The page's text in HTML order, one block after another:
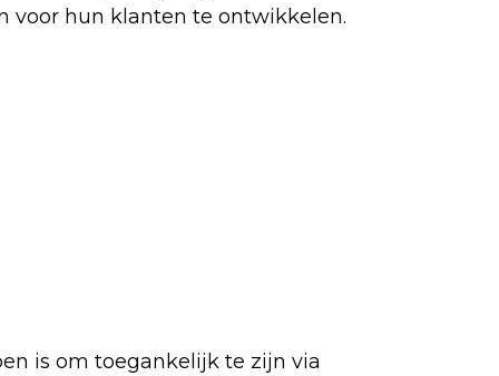
voor hun klanten te ontwikkelen.
is om toegankelijk te zijn via